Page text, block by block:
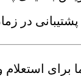
پشتیبانی در
برای